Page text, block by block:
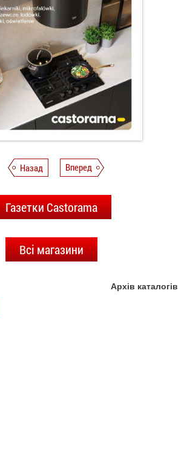
Назад Вперед
Газетки Castorama
Всі магазини
Архів каталогів